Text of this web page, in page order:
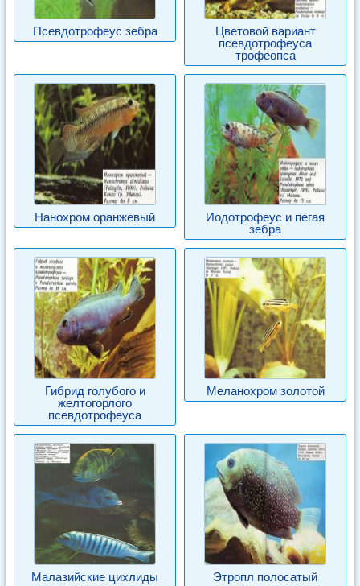
Псевдотрофеус зебра
Цветовой вариант
псевдотрофеуса
трофеопса
Нанохром оранжевый
Иодотрофеус и пегая
зебра
Гибрид голубого и
желтогорлого
псевдотрофеуса
Меланохром золотой
Малазийские цихлиды Этропл полосатый